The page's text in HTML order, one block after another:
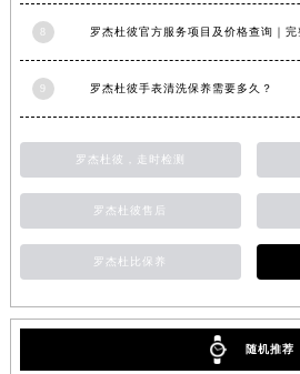
9 罗杰杜彼手表清洗保养需要多久？
罗杰杜彼，走时检测
罗杰杜彼售后
罗杰杜比保养
随机推荐